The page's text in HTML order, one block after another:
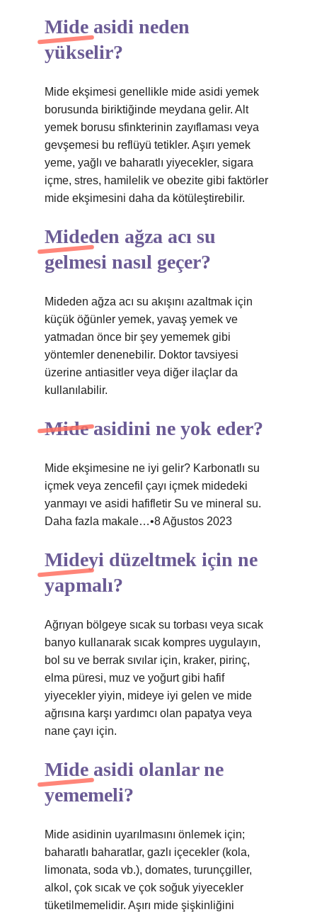
Mide asidi neden
yükselir?
Mide ekşimesi genellikle mide asidi yemek
borusunda biriktiğinde meydana gelir. Alt
yemek borusu sfinkterinin zayıflaması veya
gevşemesi bu reflüyü tetikler. Aşırı yemek
yeme, yağlı ve baharatlı yiyecekler, sigara
içme, stres, hamilelik ve obezite gibi faktörler
mide ekşimesini daha da kötüleştirebilir.
Mideden ağza acı su
gelmesi nasıl geçer?
Mideden ağza acı su akışını azaltmak için
küçük öğünler yemek, yavaş yemek ve
yatmadan önce bir şey yememek gibi
yöntemler denenebilir. Doktor tavsiyesi
üzerine antiasitler veya diğer ilaçlar da
kullanılabilir.
Mide asidini ne yok eder?
Mide ekşimesine ne iyi gelir? Karbonatlı su
içmek veya zencefil çayı içmek midedeki
yanmayı ve asidi hafifletir Su ve mineral su.
Daha fazla makale…•8 Ağustos 2023
Mideyi düzeltmek için ne
yapmalı?
Ağrıyan bölgeye sıcak su torbası veya sıcak
banyo kullanarak sıcak kompres uygulayın,
bol su ve berrak sıvılar için, kraker, pirinç,
elma püresi, muz ve yoğurt gibi hafif
yiyecekler yiyin, mideye iyi gelen ve mide
ağrısına karşı yardımcı olan papatya veya
nane çayı için.
Mide asidi olanlar ne
yememeli?
Mide asidinin uyarılmasını önlemek için;
baharatlı baharatlar, gazlı içecekler (kola,
limonata, soda vb.), domates, turunçgiller,
alkol, çok sıcak ve çok soğuk yiyecekler
tüketilmemelidir. Aşırı mide şişkinliğini